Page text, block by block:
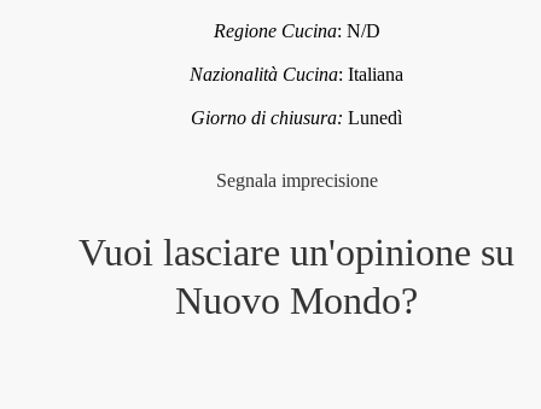
Regione Cucina: N/D
Nazionalità Cucina:Italiana
Giorno di chiusura:Lunedì
Segnala imprecisione
Vuoi lasciare un'opinione su
Nuovo Mondo?